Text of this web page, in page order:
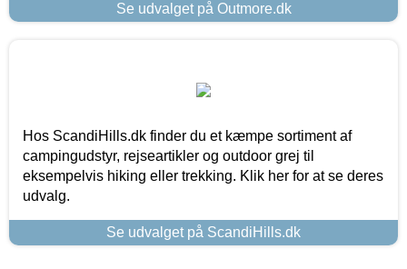
Se udvalget på Outmore.dk
Hos ScandiHills.dk finder du et kæmpe sortiment af
campingudstyr, rejseartikler og outdoor grej til
eksempelvis hiking eller trekking. Klik her for at se deres
udvalg.
Se udvalget på ScandiHills.dk